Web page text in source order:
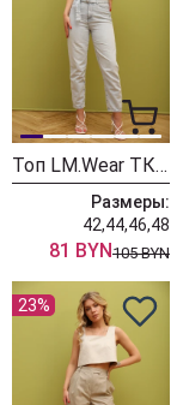
Топ LM.Wear ТК 1007
Размеры:
42,44,46,48
81 BYN105 BYN
23%